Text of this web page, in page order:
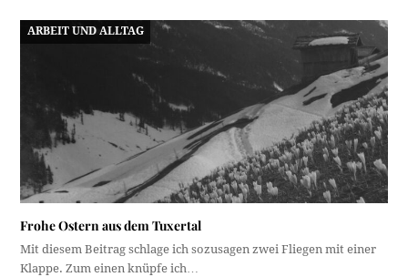
ARBEIT UND ALLTAG
Frohe Ostern aus dem Tuxertal
Mit diesem Beitrag schlage ich sozusagen zwei Fliegen mit einer
Klappe. Zum einen knüpfe ich…